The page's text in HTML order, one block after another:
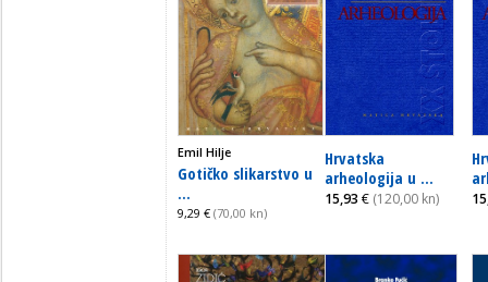
Emil Hilje
Gotičko slikarstvo u
...
9,29 € (70,00 kn)
Hrvatska
arheologija u ...
15,93 € (120,00 kn)